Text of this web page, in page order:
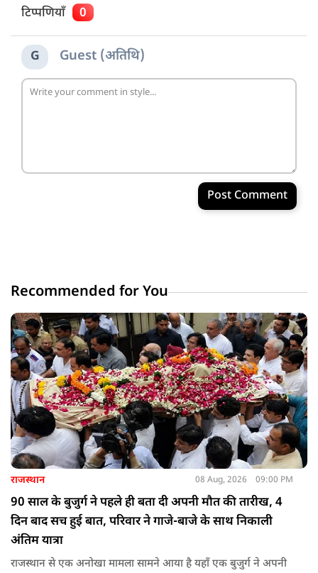
टिप्पणियाँ 0
G Guest (अतिथि)
Post Comment
Recommended for You
राजस्थान 08 Aug, 2026 09:00 PM
90 साल के बुजुर्ग ने पहले ही बता दी अपनी मौत की तारीख, 4
दिन बाद सच हुई बात, परिवार ने गाजे-बाजे के साथ निकाली
अंतिम यात्रा
राजस्थान से एक अनोखा मामला सामने आया है यहाँ एक बुजुर्ग ने अपनी